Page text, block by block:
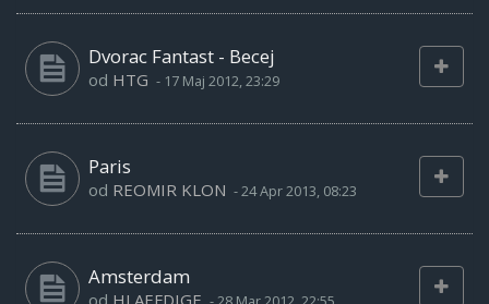
Dvorac Fantast - Becej
od HTG - 17 Maj 2012, 23:29
Paris
od REOMIR KLON -24 Apr 2013, 08:23
Amsterdam
od HLAEFDIGE